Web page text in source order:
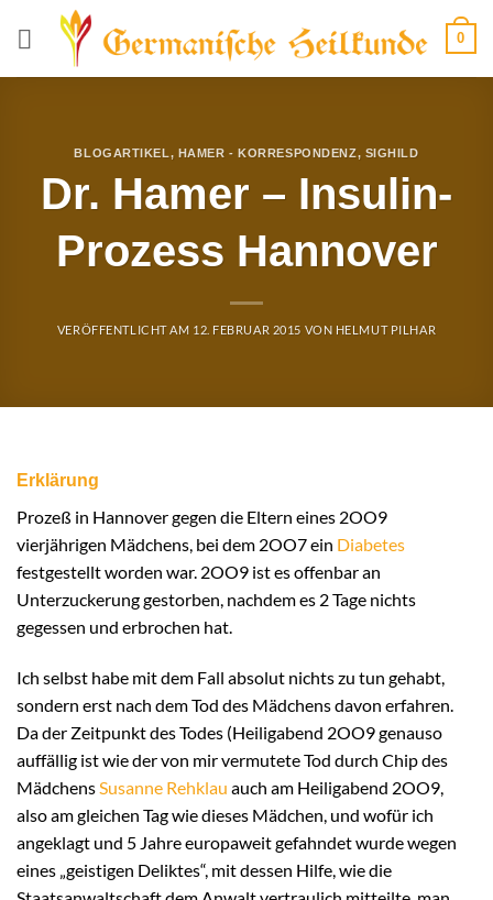
0
BLOGARTIKEL, HAMER - KORRESPONDENZ, SIGHILD
Dr. Hamer – Insulin-
Prozess Hannover
VERÖFFENTLICHT AM 12. FEBRUAR 2015 VON HELMUT PILHAR
Erklärung
Prozeß in Hannover gegen die Eltern eines 2OO9
vierjährigen Mädchens, bei dem 2OO7 ein Diabetes
festgestellt worden war. 2OO9 ist es offenbar an
Unterzuckerung gestorben, nachdem es 2 Tage nichts
gegessen und erbrochen hat.
Ich selbst habe mit dem Fall absolut nichts zu tun gehabt,
sondern erst nach dem Tod des Mädchens davon erfahren.
Da der Zeitpunkt des Todes (Heiligabend 2OO9 genauso
auffällig ist wie der von mir vermutete Tod durch Chip des
Mädchens Susanne Rehklau auch am Heiligabend 2OO9,
also am gleichen Tag wie dieses Mädchen, und wofür ich
angeklagt und 5 Jahre europaweit gefahndet wurde wegen
eines „geistigen Deliktes“, mit dessen Hilfe, wie die